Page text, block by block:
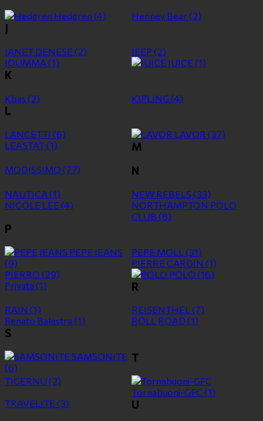
Hedgren (4) Henney Bear(2)
J
JANET DENESE (2) JEEP (2)
JOUMMA (1) JUICE (1)
K
Kbas (2) KIPLING (4)
L
LANCETTI (6) LAVOR (37)
LEASTAT(1) M
MODISSIMO (77) N
NAUTICA (1) NEW REBELS (33)
NICOLE LEE (4)
NORTHAMPTON POLO
CLUB (8)
P
PEPE JEANS
(9)
PEPE MOLL (31)
PIERRE CARDIN (1)
PIERRO (29) POLO (16)
Privata (1) R
RAIN (1) REISENTHEL(7)
Renato Balestra (1) ROLL ROAD (1)
S
SAMSONITE
(6)
T
TIGERNU (2)
Tornabuoni-GFC (1)
TRAVELITE (3) U